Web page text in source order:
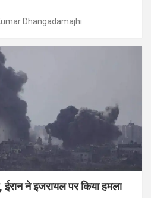
Dhangadamajhi
ने इजरायल पर किया हमला